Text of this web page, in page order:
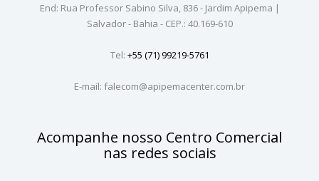
End: Rua Professor Sabino Silva, 836 - Jardim Apipema |
Salvador - Bahia - CEP.: 40.169-610
Tel: +55 (71) 99219-5761
E-mail: falecom@apipemacenter.com.br
Acompanhe nosso Centro Comercial
nas redes sociais